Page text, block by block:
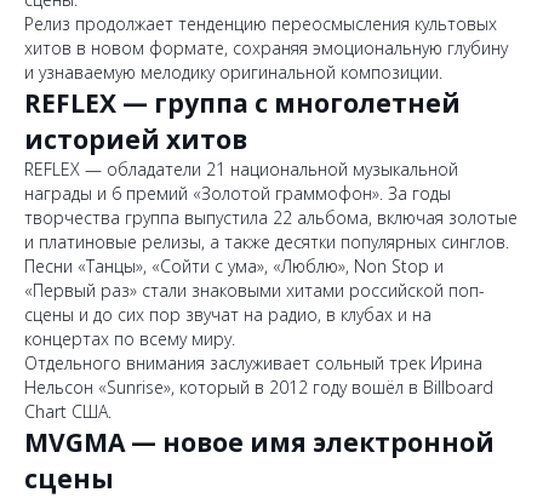
Релиз продолжает тенденцию переосмысления культовых
хитов в новом формате, сохраняя эмоциональную глубину
и узнаваемую мелодику оригинальной композиции.
REFLEX — группа с многолетней
историей хитов
REFLEX — обладатели 21 национальной музыкальной
награды и 6 премий «Золотой граммофон». За годы
творчества группа выпустила 22 альбома, включая золотые
и платиновые релизы, а также десятки популярных синглов.
Песни «Танцы», «Сойти с ума», «Люблю», Non Stop и
«Первый раз» стали знаковыми хитами российской поп-
сцены и до сих пор звучат на радио, в клубах и на
концертах по всему миру.
Отдельного внимания заслуживает сольный трек Ирина
Нельсон «Sunrise», который в 2012 году вошёл в Billboard
Chart США.
MVGMA — новое имя электронной
сцены